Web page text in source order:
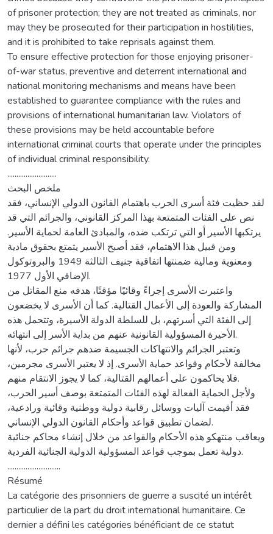
of prisoner protection; they are not treated as criminals, nor
may they be prosecuted for their participation in hostilities,
and it is prohibited to take reprisals against them.
To ensure effective protection for those enjoying prisoner-
of-war status, preventive and deterrent international and
national monitoring mechanisms and means have been
established to guarantee compliance with the rules and
provisions of international humanitarian law. Violators of
these provisions may be held accountable before
international criminal courts that operate under the principles
of individual criminal responsibility.
...........................
ملخص البحث
لقد حظيت فئة أسرى الحرب باهتمام القانون الدولي الإنساني، فقد
نص على الفئات المتمتعة بهذا المركز القانوني، والجرائم التي قد
يرتكبها الأسير أو التي ترتكب ضده، والمبادئ العامة لحماية الأسير.
ومن قبيل هذا الاهتمام، فقد أصبح الأسير يتمتع بحقوق مادية
ومعنوية ومالية ضمنتها اتفاقية جنيف الثالثة 1949 والبروتوكول
الإضافي الأول 1977.
واعتبرت الأسرى إجراءً وقائيًا مؤقتًا، هدفه منع المقاتل من
المشاركة والعودة إلى الأعمال القتالية. كما أن الأسرى لا يخضعون
إلى الفئة التي أسرتهم، بل للسلطة الدولة الأسيرة، وتتحمل هذه
الأخيرة المسؤولية القانونية عنهم من بداية الأسر إلى انتهائه.
وتعتبر الجرائم والانتهاكات الجسيمة ضدهم جرائم حرب، لأنها
مخالفة لأحكام وقواعد حماية الأسرى. إذ لا يعتبر الأسرى مجرمين،
فلا يحاكمون على أعمالهم القتالية، كما لا يجوز الانتقام منهم.
ولأجل الحماية الفعالة لهذه الفئات المتمتعة بوصف أسير الحرب،
فقد أقيمت آليات ووسائل رقابية دولية ووطنية وقائية ورادعية،
لضمان تطبيق قواعد وأحكام القانون الدولي الإنساني.
ويعاقب منتهكو هذه الأحكام والقواعد من خلال إنشاء محاكم جنائية
دولية تعمل بموجب قواعد المسؤولية الدولية الجنائية الفردية.
.............................
Résumé
La catégorie des prisonniers de guerre a suscité un intérêt
particulier de la part du droit international humanitaire. Ce
dernier a défini les catégories bénéficiant de ce statut